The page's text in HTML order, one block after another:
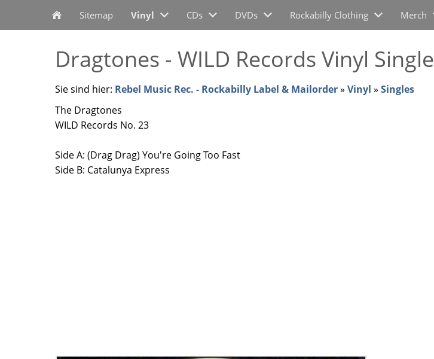
Sitemap Vinyl CDs DVDs Rockabilly Clothing Merch
Dragtones - WILD Records Vinyl Single
Sie sind hier: Rebel Music Rec. - Rockabilly Label & Mailorder» Vinyl » Singles
The Dragtones
WILD Records No. 23
Side A: (Drag Drag) You're Going Too Fast
Side B: Catalunya Express